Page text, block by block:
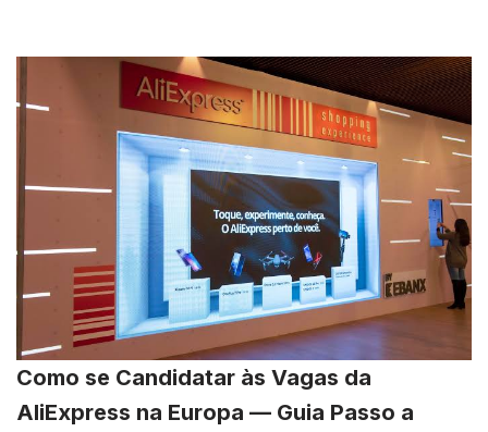
Como se Candidatar às Vagas da
AliExpress na Europa — Guia Passo a